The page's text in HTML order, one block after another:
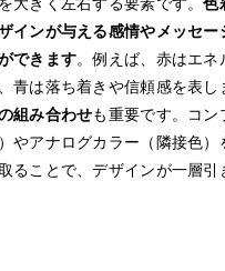
インが与える感情やメッセー
できます。例えば、赤はエネ
青は落ち着きや信頼感を表し
組み合わせも重要です。コン
やアナログカラー（隣接色）
ることで、デザインが一層引